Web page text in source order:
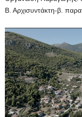
Β. Αρχισυντάκτη-β.
Πρόγραμμα
Αναπαραγωγής
Βίντεο